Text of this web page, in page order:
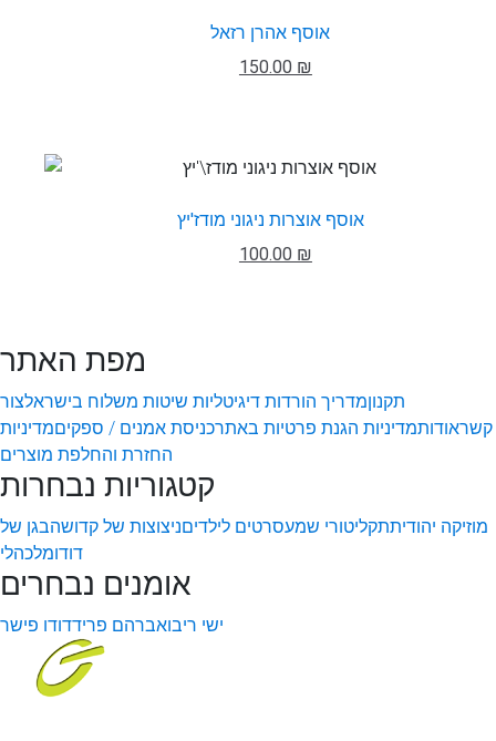
אוסף אהרן רזאל
150.00 ₪
אוסף אוצרות ניגוני מודז'יץ
100.00 ₪
מפת האתר
תקנוןמדריך הורדות דיגיטליות שיטות משלוח בישראלצור
קשראודותמדיניות הגנת פרטיות באתרכניסת אמנים / ספקיםמדיניות
החזרת והחלפת מוצרים
קטגוריות נבחרות
מוזיקה יהודיתתקליטורי שמעסרטים לילדיםניצוצות של קדושהבגן של
דודומלכהלי
אומנים נבחרים
ישי ריבואברהם פרידדודו פישר